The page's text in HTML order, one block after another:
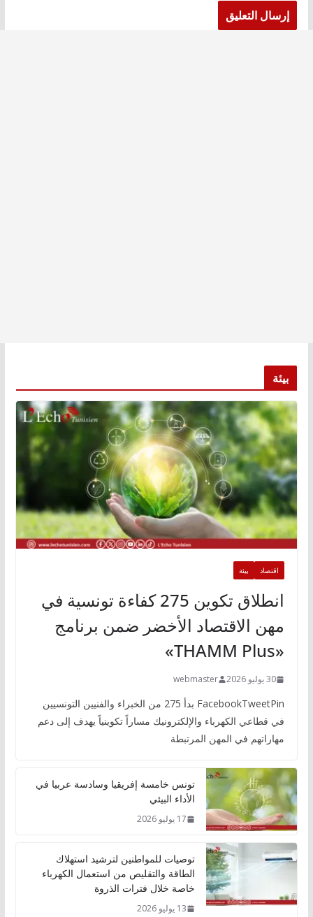
بيئة
اقتصاد بيئة
انطلاق تكوين 275 كفاءة تونسية في
مهن الاقتصاد الأخضر ضمن برنامج
«THAMM Plus»
30 يوليو 2026 webmaster
FacebookTweetPin بدأ 275 من الخبراء والفنيين التونسيين
في قطاعي الكهرباء والإلكترونيك مساراً تكوينياً يهدف إلى دعم
مهاراتهم في المهن المرتبطة
تونس خامسة إفريقيا وسادسة عربيا في
الأداء البيئي
17 يوليو 2026
توصيات للمواطنين لترشيد استهلاك
الطاقة والتقليص من استعمال الكهرباء
خاصة خلال فترات الذروة
13 يوليو 2026